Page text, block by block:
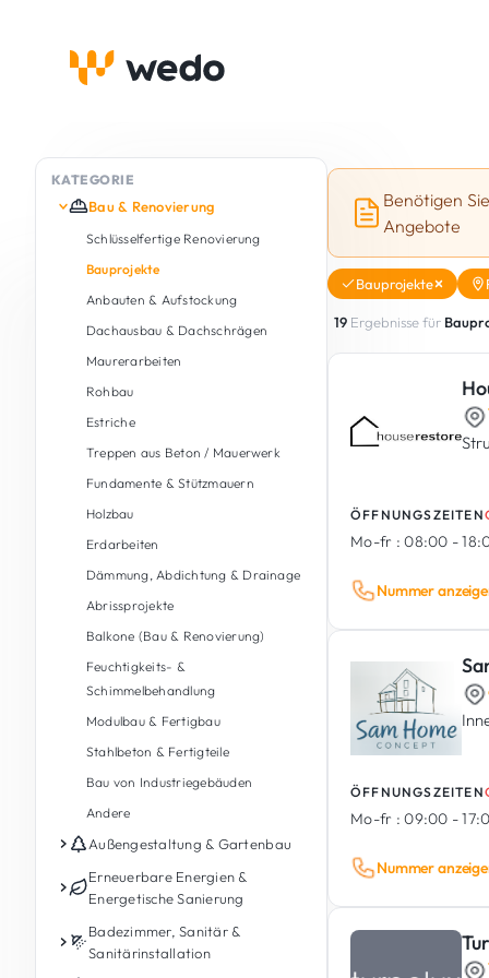
KATEGORIE
Bau & Renovierung
Schlüsselfertige Renovierung
Bauprojekte
Anbauten & Aufstockung
Dachausbau & Dachschrägen
Maurerarbeiten
Rohbau
Estriche
Treppen aus Beton / Mauerwerk
Fundamente & Stützmauern
Holzbau
Erdarbeiten
Dämmung, Abdichtung & Drainage
Abrissprojekte
Balkone (Bau & Renovierung)
Feuchtigkeits- &
Schimmelbehandlung
Modulbau & Fertigbau
Stahlbeton & Fertigteile
Bau von Industriegebäuden
Andere
Außengestaltung & Gartenbau
Gartenpflege
Gartengestaltung &
Landschaftsbau
Außengestaltung
Erneuerbare Energien &
Energetische Sanierung
Photovoltaik
Energiespeicherbatterie
Badezimmer, Sanitär &
Sanitärinstallation
Benötigen
Angebote
Bauprojekte
19 Ergebnisse für
ÖFFNUNGSZEITEN
Mo-fr : 08:00 -
Nummer
ÖFFNUNGSZEITEN
Mo-fr : 09:00 -
Nummer